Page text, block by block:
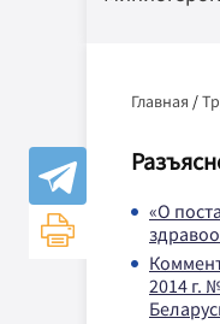
Главная /
«О
2014 г.